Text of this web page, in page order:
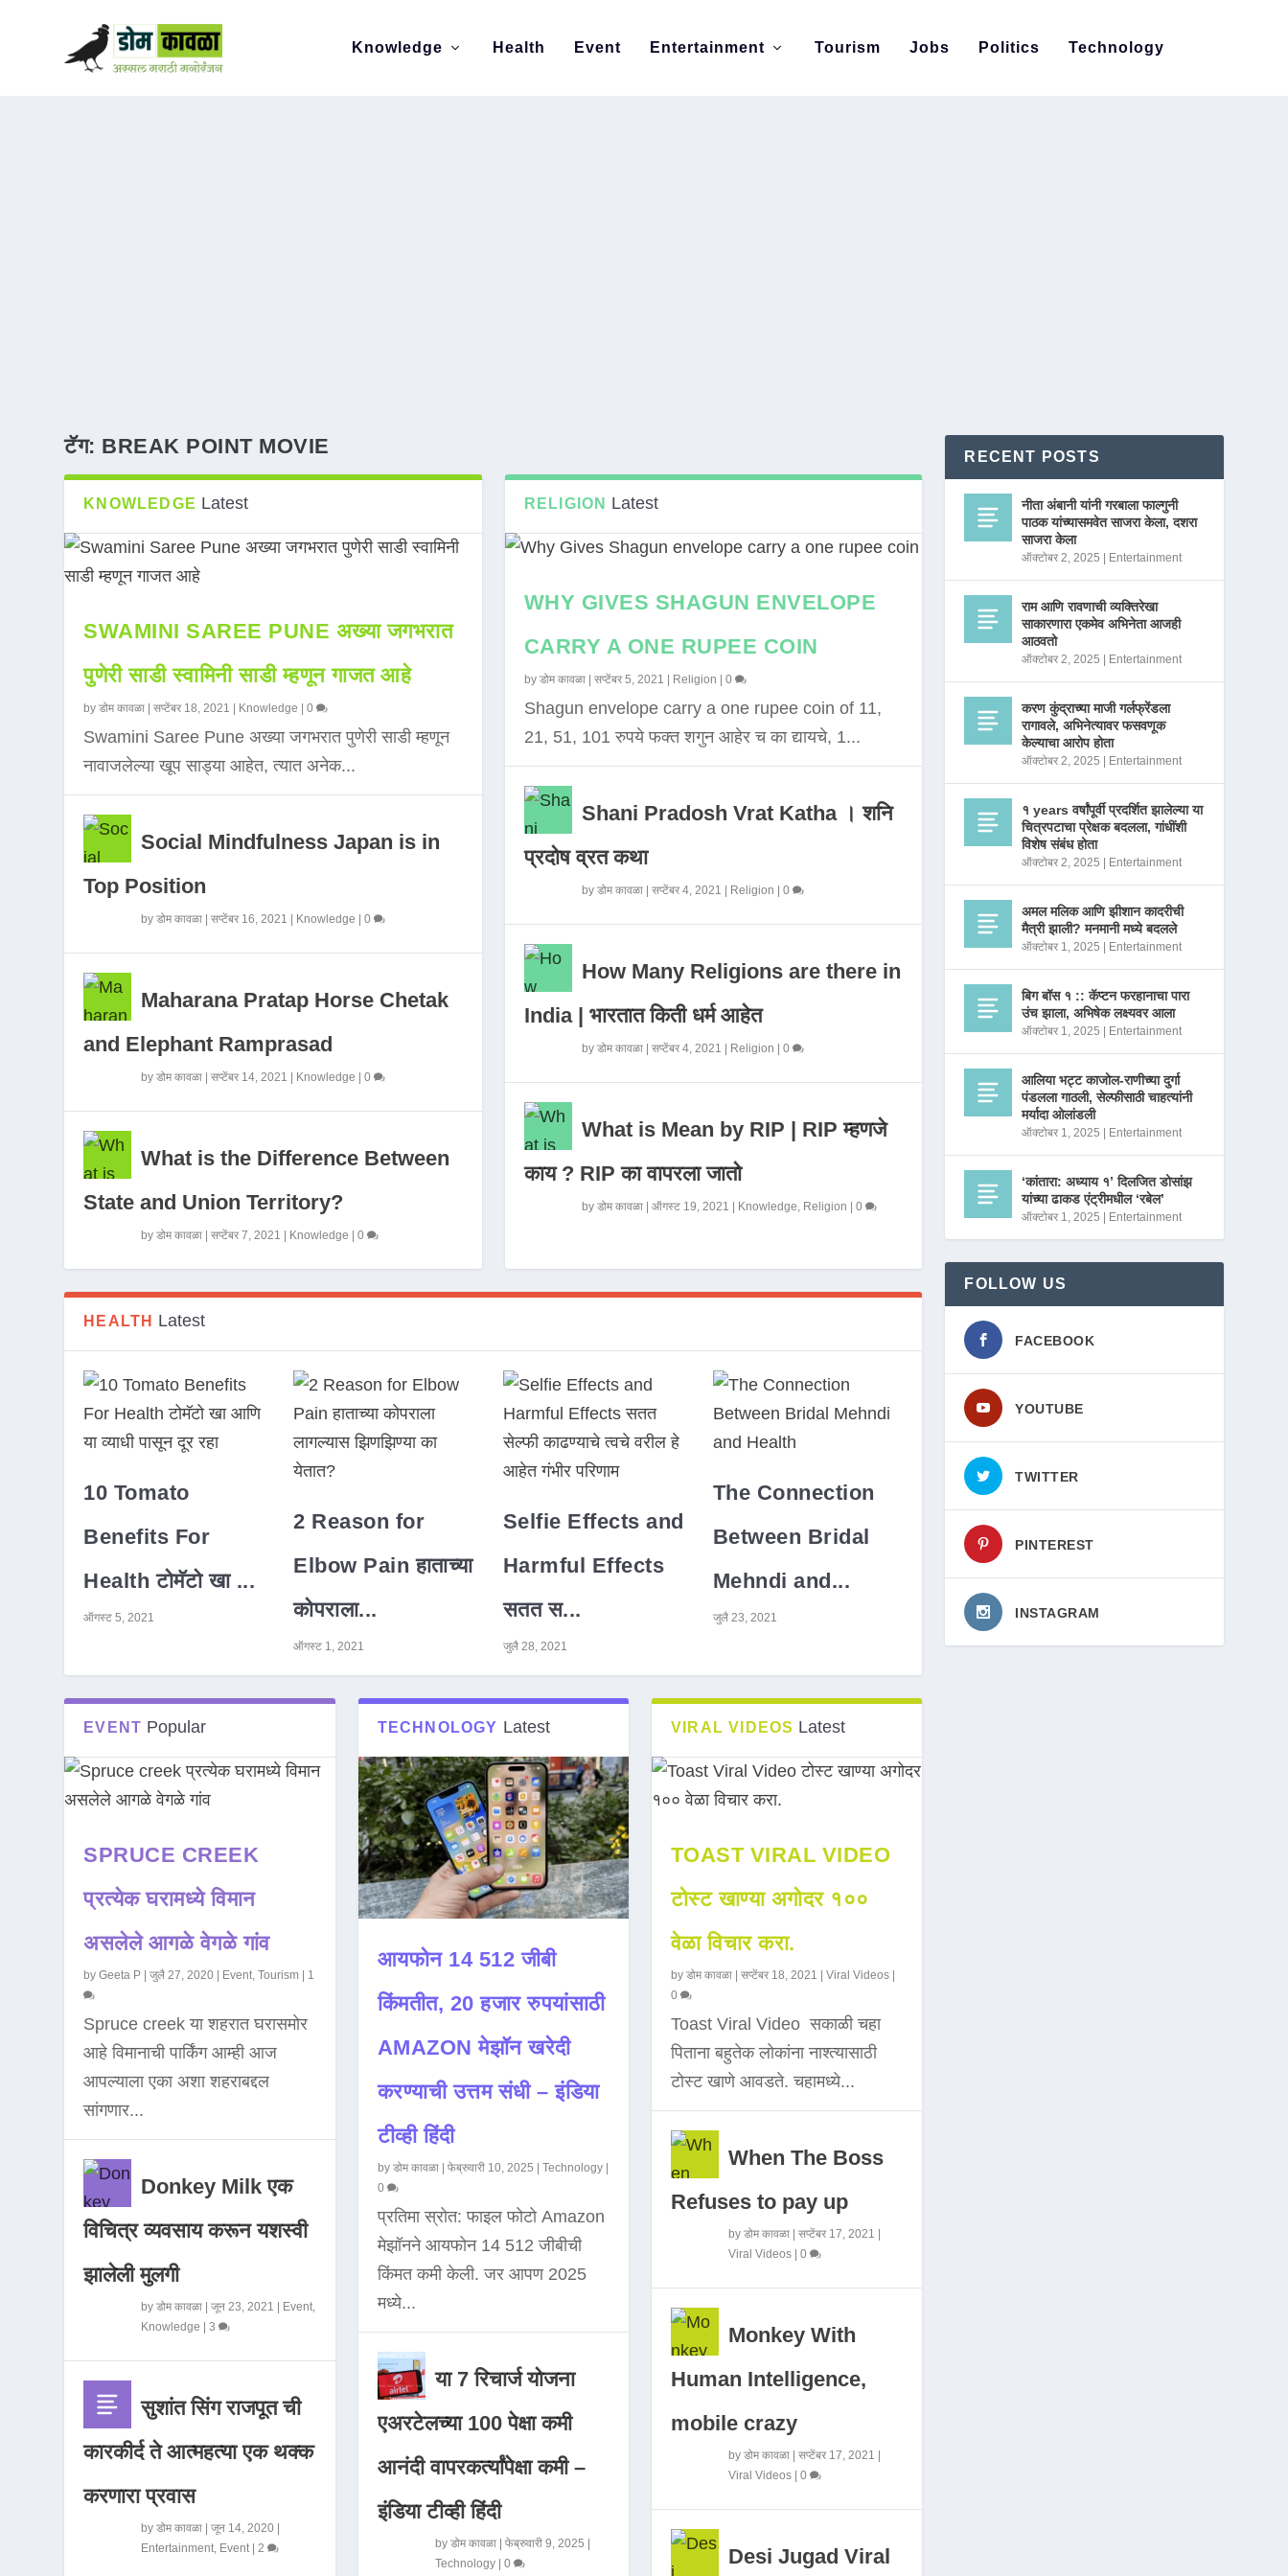
Knowledge Health Event Entertainment Tourism Jobs Politics Technology
टॅग: BREAK POINT MOVIE
KNOWLEDGE Latest
SWAMINI SAREE PUNE अख्या जगभरात
पुणेरी साडी स्वामिनी साडी म्हणून गाजत आहे
byडोम कावळा |सप्टेंबर 18, 2021 Knowledge |0
Swamini Saree Pune अख्या जगभरात पुणेरी साडी म्हणून
नावाजलेल्या खूप साड्या आहेत, त्यात अनेक...
Social Mindfulness Japan is in
Top Position
byडोम कावळा |सप्टेंबर 16, 2021 Knowledge |0
Maharana Pratap Horse Chetak
and Elephant Ramprasad
byडोम कावळा |सप्टेंबर 14, 2021 Knowledge |0
What is the Difference Between
State and Union Territory?
byडोम कावळा |सप्टेंबर 7, 2021 Knowledge |0
RELIGION Latest
WHY GIVES SHAGUN ENVELOPE
CARRY A ONE RUPEE COIN
by डोम कावळा| सप्टेंबर 5, 2021 Religion 0
Shagun envelope carry a one rupee coin of 11,
21, 51, 101 रुपये फक्त शगुन आहेर च का द्यायचे, 1...
Shani Pradosh Vrat Katha । शनि
प्रदोष व्रत कथा
by डोम कावळा| सप्टेंबर 4, 2021 Religion 0
How Many Religions are there in
India | भारतात किती धर्म आहेत
by डोम कावळा| सप्टेंबर 4, 2021 Religion 0
What is Mean by RIP | RIP म्हणजे
काय ? RIP का वापरला जातो
by डोम कावळा| ऑगस्ट 19, 2021 Knowledge, Religion 0
HEALTH Latest
10 Tomato
Benefits For
Health टोमॅटो खा ...
ऑगस्ट 5, 2021
2 Reason for
Elbow Pain हाताच्या
कोपराला...
ऑगस्ट 1, 2021
Selfie Effects and
Harmful Effects
सतत स...
जुलै 28, 2021
The Connection
Between Bridal
Mehndi and...
जुलै 23, 2021
EVENT Popular
SPRUCE CREEK
प्रत्येक घरामध्ये विमान
असलेले आगळे वेगळे गांव
byGeeta P |जुलै 27, 2020 | Event ,Tourism | 1
Spruce creek या शहरात घरासमोर
आहे विमानाची पार्किंग आम्ही आज
आपल्याला एका अशा शहराबद्दल
सांगणार...
Donkey Milk एक
विचित्र व्यवसाय करून यशस्वी
झालेली मुलगी
byडोम कावळा |जून 23, 2021 | Event
Knowledge |3
सुशांत सिंग राजपूत ची
कारकीर्द ते आत्महत्या एक थक्क
करणारा प्रवास
byडोम कावळा |जून 14, 2020 |
Entertainment Event | 2
TECHNOLOGY Latest
आयफोन 14 512 जीबी
किंमतीत, 20 हजार रुपयांसाठी
AMAZON मेझॉन खरेदी
करण्याची उत्तम संधी – इंडिया
टीव्ही हिंदी
by डोम कावळा| फेब्रुवारी 10, 2025 Technology|
0
प्रतिमा स्रोत: फाइल फोटो Amazon
मेझॉनने आयफोन 14 512 जीबीची
किंमत कमी केली. जर आपण 2025
मध्ये...
या 7 रिचार्ज योजना
एअरटेलच्या 100 पेक्षा कमी
आनंदी वापरकर्त्यांपेक्षा कमी –
इंडिया टीव्ही हिंदी
by डोम कावळा| फेब्रुवारी 9, 2025
Technology| 0
VIRAL VIDEOS Latest
TOAST VIRAL VIDEO
टोस्ट खाण्या अगोदर १००
वेळा विचार करा.
by डोम कावळा| सप्टेंबर 18, 2021 | Viral Videos|
0
Toast Viral Video सकाळी चहा
पिताना बहुतेक लोकांना नाश्त्यासाठी
टोस्ट खाणे आवडते. चहामध्ये...
When The Boss
Refuses to pay up
by डोम कावळा| सप्टेंबर 17, 2021 |
Viral Videos| 0
Monkey With
Human Intelligence,
mobile crazy
by डोम कावळा| सप्टेंबर 17, 2021 |
Viral Videos| 0
Desi Jugad Viral
RECENT POSTS
नीता अंबानी यांनी गरबाला फाल्गुनी
पाठक यांच्यासमवेत साजरा केला, दशरा
साजरा केला
ऑक्टोबर 2, 2025 Entertainment
राम आणि रावणाची व्यक्तिरेखा
साकारणारा एकमेव अभिनेता आजही
आठवतो
ऑक्टोबर 2, 2025 Entertainment
करण कुंद्राच्या माजी गर्लफ्रेंडला
रागावले, अभिनेत्यावर फसवणूक
केल्याचा आरोप होता
ऑक्टोबर 2, 2025 Entertainment
१ years वर्षांपूर्वी प्रदर्शित झालेल्या या
चित्रपटाचा प्रेक्षक बदलला, गांधींशी
विशेष संबंध होता
ऑक्टोबर 2, 2025 Entertainment
अमल मलिक आणि झीशान कादरीची
मैत्री झाली? मनमानी मध्ये बदलले
ऑक्टोबर 1, 2025 Entertainment
बिग बॉस १ :: कॅप्टन फरहानाचा पारा
उंच झाला, अभिषेक लक्ष्यवर आला
ऑक्टोबर 1, 2025 Entertainment
आलिया भट्ट काजोल-राणीच्या दुर्गा
पंडलला गाठली, सेल्फीसाठी चाहत्यांनी
मर्यादा ओलांडली
ऑक्टोबर 1, 2025 Entertainment
‘कांतारा: अध्याय १’ दिलजित डोसांझ
यांच्या ढाकड एंट्रीमधील ‘रबेल’
ऑक्टोबर 1, 2025 Entertainment
FOLLOW US
FACEBOOK
YOUTUBE
TWITTER
PINTEREST
INSTAGRAM